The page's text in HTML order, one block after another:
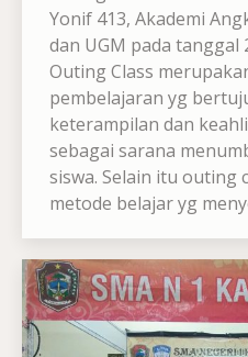
Yonif 413, Akademi
dan UGM pada tanggal
Outing Class
pembelajaran yg
keterampilan dan
sebagai sarana
siswa. Selain itu outing
metode belajar yg